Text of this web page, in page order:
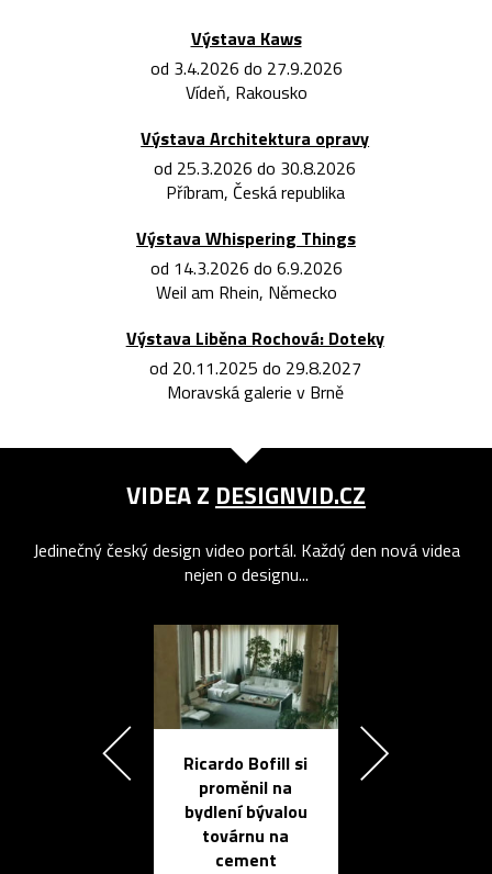
Výstava Kaws
od 3.4.2026 do 27.9.2026
Vídeň, Rakousko
Výstava Architektura opravy
od 25.3.2026 do 30.8.2026
Příbram, Česká republika
Výstava Whispering Things
od 14.3.2026 do 6.9.2026
Weil am Rhein, Německo
Výstava Liběna Rochová: Doteky
od 20.11.2025 do 29.8.2027
Moravská galerie v Brně
VIDEA Z DESIGNVID.CZ
Jedinečný český design video portál. Každý den nová videa
nejen o designu...
Ricardo Bofill si
proměnil na
bydlení bývalou
továrnu na
cement